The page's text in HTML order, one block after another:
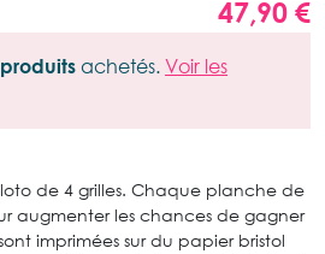
47,90 €
achetés. Voir les
de 4 grilles. Chaque planche de
augmenter les chances de gagner
imprimées sur du papier bristol